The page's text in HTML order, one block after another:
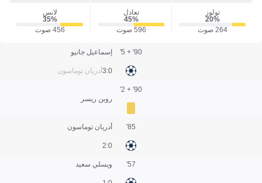
تولوز
20‎%‎
264 صوت
تعادل
45‎%‎
596 صوت
لانس
35‎%‎
456 صوت
إسماعيل جانيو
أدريان توماسون 0:3
90' + 5'
روبن ريسر
90' + 2'
أدريان توماسون
0:2
85'
ويسلي سعيد 57'